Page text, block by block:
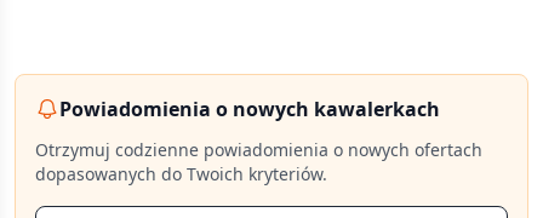
Powiadomienia o nowych kawalerkach
Otrzymuj codzienne powiadomienia o nowych ofertach
dopasowanych do Twoich kryteriów.